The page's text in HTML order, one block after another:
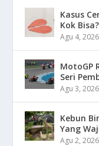
Kasus
Kok Bisa?
Agu 4, 2026
MotoGP
Seri
Agu 3, 2026
Kebun
Yang
Agu 2, 2026